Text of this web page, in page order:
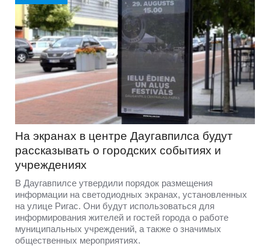
На экранах в центре Даугавпилса будут
рассказывать о городских событиях и
учреждениях
В Даугавпилсе утвердили порядок размещения
информации на светодиодных экранах, установленных
на улице Ригас. Они будут использоваться для
информирования жителей и гостей города о работе
муниципальных учреждений, а также о значимых
общественных мероприятиях.